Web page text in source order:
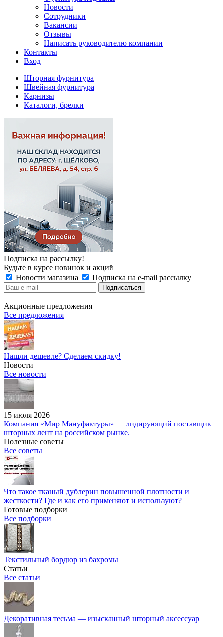
Новости
Сотрудники
Вакансии
Отзывы
Написать руководителю компании
Контакты
Вход
Шторная фурнитура
Швейная фурнитура
Карнизы
Каталоги, брелки
Подписка на рассылку!
Будьте в курсе новинок и акций
Новости магазина
Подписка на e-mail рассылку
Акционные предложения
Все предложения
Нашли дешевле? Сделаем скидку!
Новости
Все новости
15 июля 2026
Компания «Мир Мануфактуры» — лидирующий поставщик
шторных лент на российском рынке.
Полезные советы
Все советы
Что такое тканый дублерин повышенной плотности и
жесткости? Где и как его применяют и используют?
Готовые подборки
Все подборки
Текстильный бордюр из бахромы
Статьи
Все статьи
Декоративная тесьма — изысканный шторный аксессуар